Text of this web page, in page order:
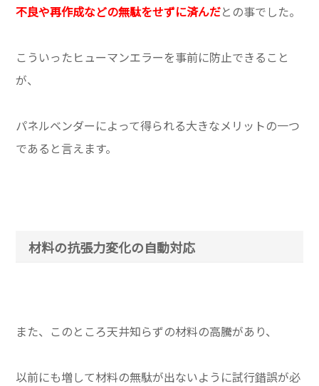
不良や再作成などの無駄をせずに済んだとの事でした。
こういったヒューマンエラーを事前に防止できること
が、
パネルベンダーによって得られる大きなメリットの一つ
であると言えます。
材料の抗張力変化の自動対応
また、このところ天井知らずの材料の高騰があり、
以前にも増して材料の無駄が出ないように試行錯誤が必